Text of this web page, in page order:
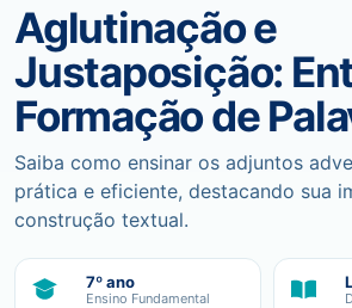
Aglutinação e
Justaposição:
Formação de
Saiba como ensinar os adjuntos
prática e eficiente, destacando sua
construção textual.
7º ano
Ensino Fundamental